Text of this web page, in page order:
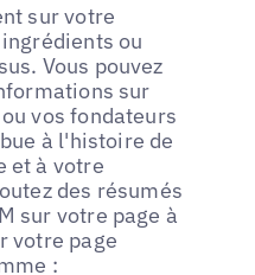
sur votre
ou
Vous pouvez
sur
vos fondateurs
à l'histoire de
et à votre
des résumés
sur votre page à
votre page
: